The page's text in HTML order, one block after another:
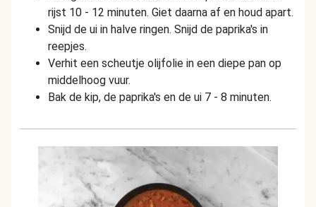
rijst 10 - 12 minuten. Giet daarna af en houd apart.
Snijd de ui in halve ringen. Snijd de paprika's in
reepjes.
Verhit een scheutje olijfolie in een diepe pan op
middelhoog vuur.
Bak de kip, de paprika's en de ui 7 - 8 minuten.